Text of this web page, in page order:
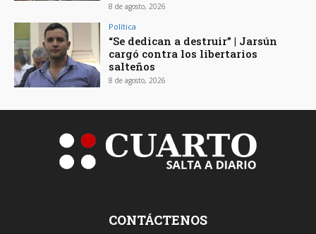
8 de agosto, 2026
Política
“Se dedican a destruir” | Jarsún
cargó contra los libertarios
salteños
8 de agosto, 2026
CONTÁCTENOS